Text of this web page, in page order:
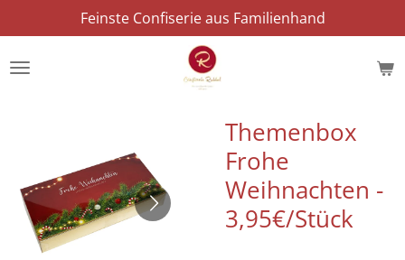
Hauptinhalt
springen
Feinste Confiserie aus Familienhand
Themenbox
Frohe
Weihnachten -
3,95€/Stück